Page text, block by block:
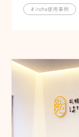
# iroha使用事例